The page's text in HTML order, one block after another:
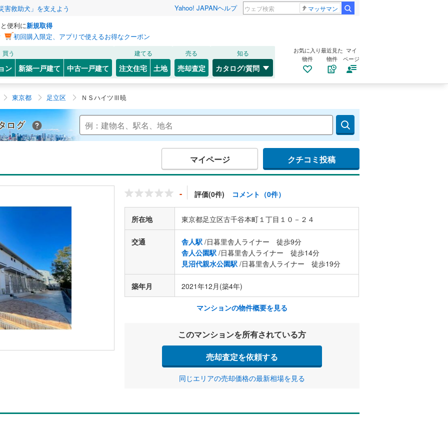
害救助犬」を支えよう Yahoo! JAPANヘルプ マッサマン
便利に新規取得
初回購入限定、アプリで使えるお得なクーポン
買う
ン 新築一戸建て 中古一戸建て
建てる
注文住宅 土地
売る
売却査定
知る
カタログ/質問
お気に入り
物件
最近見た
物件
マイ
ページ
東京都 足立区 ＮＳハイツⅢ暁
Yahoo!不動産 マンションカタログ
マイページ クチコミ投稿
- 評価(0件) コメント（0件）
所在地 東京都足立区古千谷本町１丁目１０－２４
交通 舎人駅 /日暮里舎人ライナー 徒歩9分
舎人公園駅 /日暮里舎人ライナー 徒歩14分
見沼代親水公園駅 /日暮里舎人ライナー 徒歩19分
築年月 2021年12月(築4年)
マンションの物件概要を見る
このマンションを所有されている方
売却査定を依頼する
同じエリアの売却価格の最新相場を見る